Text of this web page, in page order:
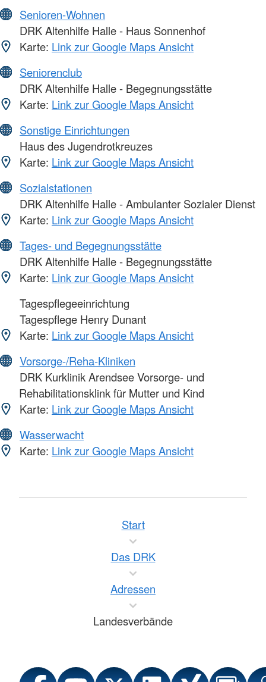
Senioren-Wohnen
DRK Altenhilfe Halle - Haus Sonnenhof
Karte: Link zur Google Maps Ansicht
Seniorenclub
DRK Altenhilfe Halle - Begegnungsstätte
Karte: Link zur Google Maps Ansicht
Sonstige Einrichtungen
Haus des Jugendrotkreuzes
Karte: Link zur Google Maps Ansicht
Sozialstationen
DRK Altenhilfe Halle - Ambulanter Sozialer Dienst
Karte: Link zur Google Maps Ansicht
Tages- und Begegnungsstätte
DRK Altenhilfe Halle - Begegnungsstätte
Karte: Link zur Google Maps Ansicht
Tagespflegeeinrichtung
Tagespflege Henry Dunant
Karte: Link zur Google Maps Ansicht
Vorsorge-/Reha-Kliniken
DRK Kurklinik Arendsee Vorsorge- und
Rehabilitationsklink für Mutter und Kind
Karte: Link zur Google Maps Ansicht
Wasserwacht
Karte: Link zur Google Maps Ansicht
Start
Das DRK
Adressen
Landesverbände